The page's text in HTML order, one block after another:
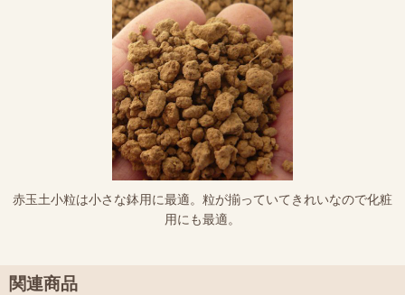
赤玉土小粒は小さな鉢用に最適。粒が揃っていてきれいなので化粧
用にも最適。
関連商品